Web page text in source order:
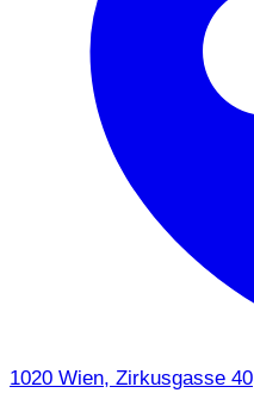
1020 Wien, Zirkusgasse 40